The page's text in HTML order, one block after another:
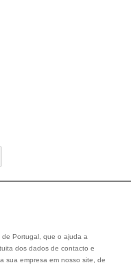
de Portugal, que o ajuda a
dos dados de contacto e
sua empresa em nosso site, de